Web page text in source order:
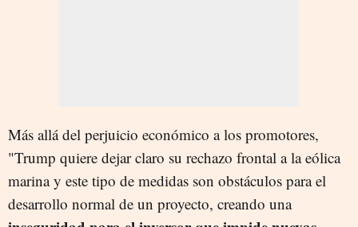
Más allá del perjuicio económico a los promotores,
"Trump quiere dejar claro su rechazo frontal a la eólica
marina y este tipo de medidas son obstáculos para el
desarrollo normal de un proyecto, creando una